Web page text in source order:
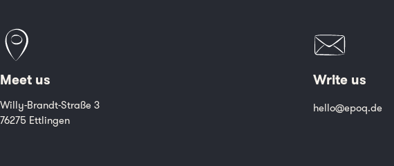
Meet us
Willy-Brandt-Straße 3
76275 Ettlingen
Write us
hello@epoq.de